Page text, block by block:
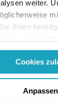
weiter.
ihnen
zu
weiterhin
Cookies
Anpassen